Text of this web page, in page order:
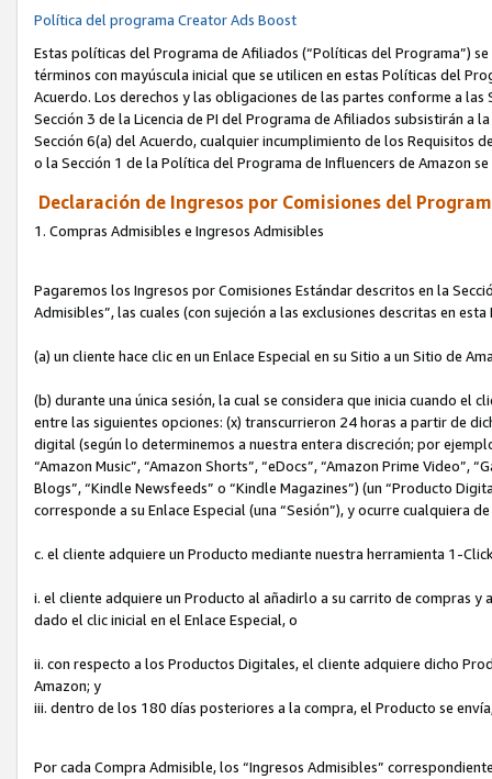
Política del programa Creator Ads Boost
Estas políticas del Programa de Afiliados (“Políticas del Programa”)
términos con mayúscula inicial que se utilicen en estas Políticas del
Acuerdo. Los derechos y las obligaciones de las partes conforme a
Sección 3 de la Licencia de PI del Programa de Afiliados subsistirán
Sección 6(a) del Acuerdo, cualquier incumplimiento de los Requisitos
o la Sección 1 de la Política del Programa de Influencers de Amazon
Declaración de Ingresos por Comisiones del
1. Compras Admisibles e Ingresos Admisibles
Pagaremos los Ingresos por Comisiones Estándar descritos en la
Admisibles”, las cuales (con sujeción a las exclusiones descritas en
(a) un cliente hace clic en un Enlace Especial en su Sitio a un Sitio de
(b) durante una única sesión, la cual se considera que inicia cuando el
entre las siguientes opciones: (x) transcurrieron 24 horas a partir de
digital (según lo determinemos a nuestra entera discreción; por
“Amazon Music”, “Amazon Shorts”, “eDocs”, “Amazon Prime Video”,
Blogs”, “Kindle Newsfeeds” o “Kindle Magazines”) (un “Producto
corresponde a su Enlace Especial (una “Sesión”), y ocurre cualquiera
c. el cliente adquiere un Producto mediante nuestra herramienta 1-
i. el cliente adquiere un Producto al añadirlo a su carrito de compras
dado el clic inicial en el Enlace Especial, o
ii. con respecto a los Productos Digitales, el cliente adquiere dicho
Amazon; y
iii. dentro de los 180 días posteriores a la compra, el Producto se
Por cada Compra Admisible, los “Ingresos Admisibles”